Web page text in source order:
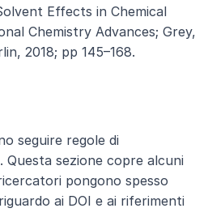
Effects in Chemical
Chemistry Advances; Grey,
2018; pp 145–168.
seguire regole di
sezione copre alcuni
pongono spesso
ai DOI e ai riferimenti